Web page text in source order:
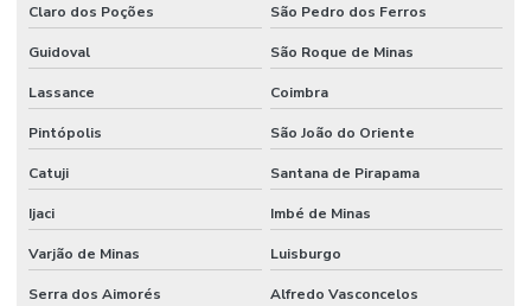
Claro dos Poções São Pedro dos Ferros
Guidoval São Roque de Minas
Lassance Coimbra
Pintópolis São João do Oriente
Catuji Santana de Pirapama
Ijaci Imbé de Minas
Varjão de Minas Luisburgo
Serra dos Aimorés Alfredo Vasconcelos